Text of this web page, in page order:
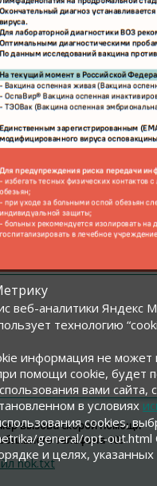
вызова скорой помощи
телефона 103
nok.txt
веб-аналитики
технологию
информация не может
помощи cookie, будет
вами сайта,
в условиях
cookies,
general/opt-out.html
и целях,